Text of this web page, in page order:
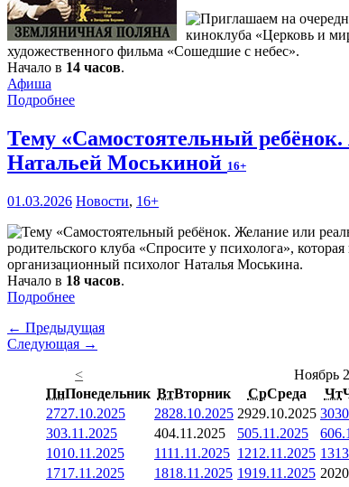
киноклуба «Церковь и
художественного фильма «Сошедшие с небес».
Начало в 14 часов.
Афиша
Подробнее
Тему «Самостоятельный ребёнок.
Натальей Моськиной 16+
01.03.2026 Новости, 16+
родительского клуба «Спросите у психолога»,
организационный психолог Наталья Моськина.
Начало в 18 часов.
Подробнее
← Предыдущая
Следующая →
<
Ноябрь
ПнПонедельник ВтВторник СрСреда Чт
2727.10.2025 2828.10.2025 2929.10.2025 30
303.11.2025 404.11.2025 505.11.2025 6
1010.11.2025 1111.11.2025 1212.11.2025 13
1717.11.2025 1818.11.2025 1919.11.2025 20